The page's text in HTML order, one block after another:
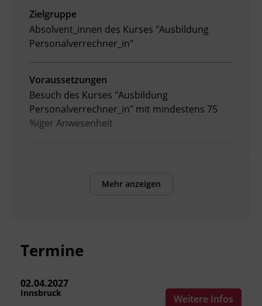
Ingenieurzertifizierung
Deutsch und Integration
Akademisches Studienzentrum
Digitales Lernen
BFI Reutte
BFI Schwaz
Zielgruppe
Absolvent_innen des Kurses "Ausbildung
Personalverrechner_in"
Voraussetzungen
Besuch des Kurses "Ausbildung
Personalverrechner_in" mit mindestens 75
%iger Anwesenheit
Abschlussprüfung entsprechen dem § 21(2)
Personalverrechnung
sowie Arbeits- und Verfahrensrecht
Steuerrecht
Mehr anzeigen
Termine
02.04.2027
Innsbruck Weitere Infos